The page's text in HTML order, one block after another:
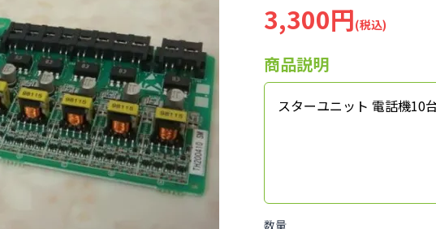
3,300円(税込)
商品説明
スターユニット 電話機
数量